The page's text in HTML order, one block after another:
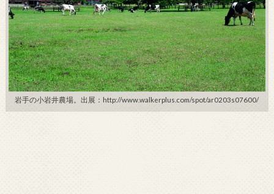
岩手の小岩井農場。出展：http://www.walkerplus.com/spot/ar0203s07600/